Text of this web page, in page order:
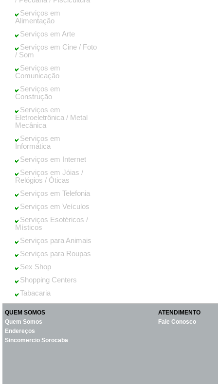
Serviços em
Alimentação
Serviços em Arte
Serviços em Cine / Foto
/ Som
Serviços em
Comunicação
Serviços em
Construção
Serviços em
Eletroeletrônica / Metal
Mecânica
Serviços em
Informática
Serviços em Internet
Serviços em Jóias /
Relógios / Óticas
Serviços em Telefonia
Serviços em Veículos
Serviços Esotéricos /
Místicos
Serviços para Animais
Serviços para Roupas
Sex Shop
Shopping Centers
Tabacaria
QUEM SOMOS
Quem Somos
Endereços
Sincomercio Sorocaba
ATENDIMENTO
Fale Conosco